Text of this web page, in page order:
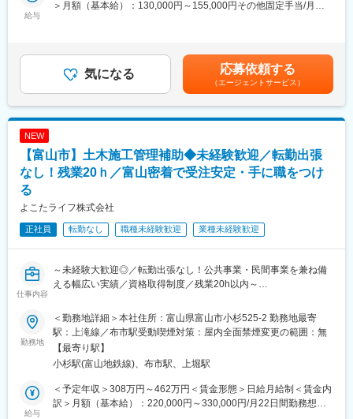
・入社後は1つの店舗だけでなくキャリアアップに併せて活躍の場
■評価制度/キャリアアップについて
店舗売上だけでなく、業務上の課題解決に向けた積極的な行動が
変更の範囲：会社の定める業務
◇家庭と仕事を両立したい方
◇営業が嫌いなわけじゃない。ただ“働き方”が合わなくなってしま
案するコンサルティング営業です。
(1)土地オーナーへのアプローチ（リストを基にアプローチしま
(3)受注を獲得する
の提案をする仕事です。
街中にあるアパートやマンションはその土地およびマンションを
【土地を活用している】ということです。
■業務の特徴：
・億単位の商材を提案する仕事となるので、長期的な関係性構築
が必要となります
・知識も大事ですが「人として」がとても大事な仕事です
給与
＞月額（基本給）：130,000円～155,000円その他固定手当/月：
業手当＞有＜給与補足＞年収650万円（月給31万円＋成果給＋賞
与）／入社1年目 メンバー年収841万円（月給42万円＋成果給＋
賞与）／入社2年目 メンバー年収1,156万円（月給56万円＋成果給
＋賞与）／入社5年目 メンバー賃金はあくまでも目安の金額であ
り、選考を通じて上下する可能性があります。月給(月額)は固定手
気になる 応募依頼する
（エージェントサービス）
NEW
【富山市】土木施工管理補助◆未経験歓迎／転勤出張
なし！残業20ｈ／富山密着で受注安定・手に職をつけ
る
よこたライフ株式会社
正社員 転勤なし 職種未経験歓迎 業種未経験歓迎
仕事内容
～未経験大歓迎◎／転勤出張なし！公共事業・民間事業を兼ね備
える幅広い実績／資格取得制度／残業20h以内～
★富山に根差し、共に未来を一緒に作っていける方歓迎★
■お任せすること！
富山市を中心に富山県全域で、土木工事、建築工事、舗装工事の
施工を数多くおこなっている当社にて、施工管理職として現場責
任者をご担当いただきます。
勤務地
＜勤務地詳細＞本社住所：富山県富山市小杉525-2 勤務地最寄
駅：上滝線／布市駅受動喫煙対策：屋内全面禁煙変更の範囲：無
【最寄り駅】
小杉駅(富山地鉄線)、布市駅、上堀駅
給与
＜予定年収＞308万円～462万円＜賃金形態＞日給月給制＜賃金内
訳＞月額（基本給）：220,000円～330,000円/月22日間勤務想定